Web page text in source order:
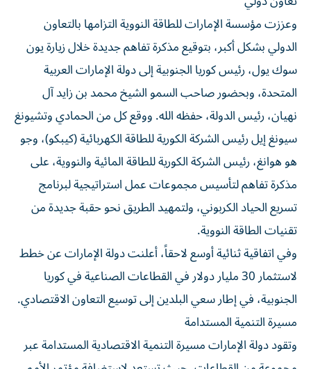
وعززت مؤسسة الإمارات للطاقة النووية التزامها بالتعاون
الدولي بشكل أكبر، بتوقيع مذكرة تفاهم جديدة خلال زيارة يون
سوك يول، رئيس كوريا الجنوبية إلى دولة الإمارات العربية
المتحدة، وبحضور صاحب السمو الشيخ محمد بن زايد آل
نهيان، رئيس الدولة، حفظه الله. ووقع كل من الحمادي وتشيونغ
سيونغ إيل رئيس الشركة الكورية للطاقة الكهربائية (كيبكو)، وجو
هو هوانغ، رئيس الشركة الكورية للطاقة المائية والنووية، على
مذكرة تفاهم لتأسيس مجموعات عمل استراتيجية لبرنامج
تسريع الحياد الكربوني، ولتمهيد الطريق نحو حقبة جديدة من
تقنيات الطاقة النووية.
وفي اتفاقية ثنائية أوسع لاحقاً، أعلنت دولة الإمارات عن خطط
لاستثمار 30 مليار دولار في القطاعات الصناعية في كوريا
الجنوبية، في إطار سعي البلدين إلى توسيع التعاون الاقتصادي.
مسيرة التنمية المستدامة
وتقود دولة الإمارات مسيرة التنمية الاقتصادية المستدامة عبر